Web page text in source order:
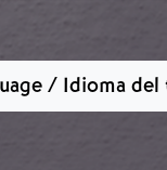
/ Idioma